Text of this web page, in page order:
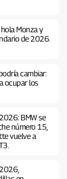
hola Monza y
de 2026.
cambiar:
ocupar los
BMW se
número 15,
vuelve a